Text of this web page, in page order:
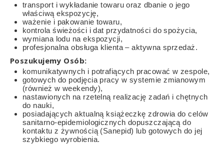
transport i wykładanie towaru oraz dbanie o jego
właściwą ekspozycję,
ważenie i pakowanie towaru,
kontrola świeżości i dat przydatności do spożycia,
wymiana lodu na ekspozycji,
profesjonalna obsługa klienta – aktywna sprzedaż.
Poszukujemy Osób:
komunikatywnych i potrafiących pracować w zespole,
gotowych do podjęcia pracy w systemie zmianowym
(również w weekendy),
nastawionych na rzetelną realizację zadań i chętnych
do nauki,
posiadających aktualną książeczkę zdrowia do celów
sanitarno-epidemiologicznych dopuszczającą do
kontaktu z żywnością (Sanepid) lub gotowych do jej
szybkiego wyrobienia.